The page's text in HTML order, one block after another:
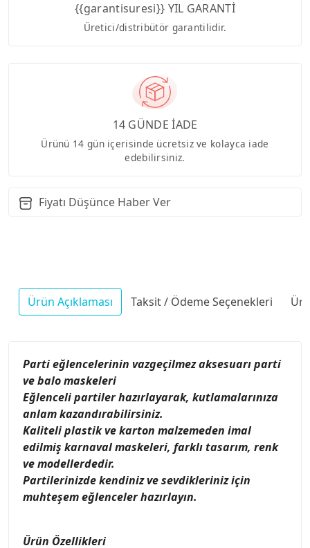
{{garantisuresi}} YIL GARANTİ
Üretici/distribütör garantilidir.
14 GÜNDE İADE
Ürünü 14 gün içerisinde ücretsiz ve kolayca iade
edebilirsiniz.
Fiyatı Düşünce Haber Ver
Ürün Açıklaması Taksit / Ödeme Seçenekleri
Parti eğlencelerinin vazgeçilmez aksesuarı parti
ve balo maskeleri
Eğlenceli partiler hazırlayarak, kutlamalarınıza
anlam kazandırabilirsiniz.
Kaliteli plastik ve karton malzemeden imal
edilmiş karnaval maskeleri, farklı tasarım, renk
ve modellerdedir.
Partilerinizde kendiniz ve sevdikleriniz için
muhteşem eğlenceler hazırlayın.
Ürün Özellikleri